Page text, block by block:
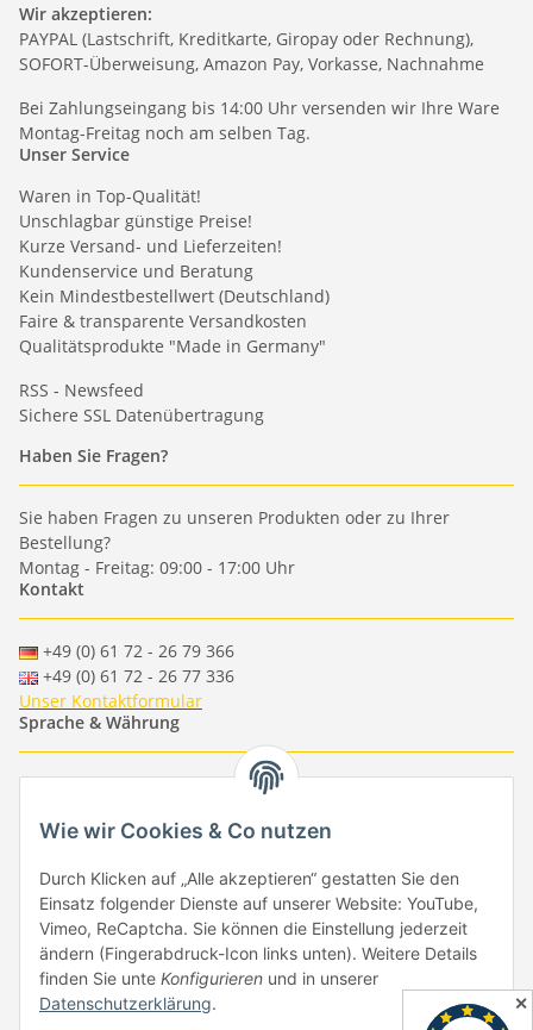
Wir akzeptieren:
PAYPAL (Lastschrift, Kreditkarte, Giropay oder Rechnung),
SOFORT-Überweisung, Amazon Pay, Vorkasse, Nachnahme
Bei Zahlungseingang bis 14:00 Uhr versenden wir Ihre Ware
Montag-Freitag noch am selben Tag.
Unser Service
Waren in Top-Qualität!
Unschlagbar günstige Preise!
Kurze Versand- und Lieferzeiten!
Kundenservice und Beratung
Kein Mindestbestellwert (Deutschland)
Faire & transparente Versandkosten
Qualitätsprodukte "Made in Germany"
RSS - Newsfeed
Sichere SSL Datenübertragung
Haben Sie Fragen?
Sie haben Fragen zu unseren Produkten oder zu Ihrer
Bestellung?
Montag - Freitag: 09:00 - 17:00 Uhr
Kontakt
+49 (0) 61 72 - 26 79 366
+49 (0) 61 72 - 26 77 336
Unser Kontaktformular
Sprache & Währung
- - -
-
EUR-GBP-USD-CHF
Händlerbund
Vertrag widerrufen ✕
Wie wir Cookies & Co nutzen
Durch Klicken auf „Alle akzeptieren“ gestatten Sie den
Einsatz folgender Dienste auf unserer Website: YouTube,
Vimeo, ReCaptcha. Sie können die Einstellung jederzeit
ändern (Fingerabdruck-Icon links unten). Weitere Details
finden Sie unte Konfigurieren und in unserer
Datenschutzerklärung.